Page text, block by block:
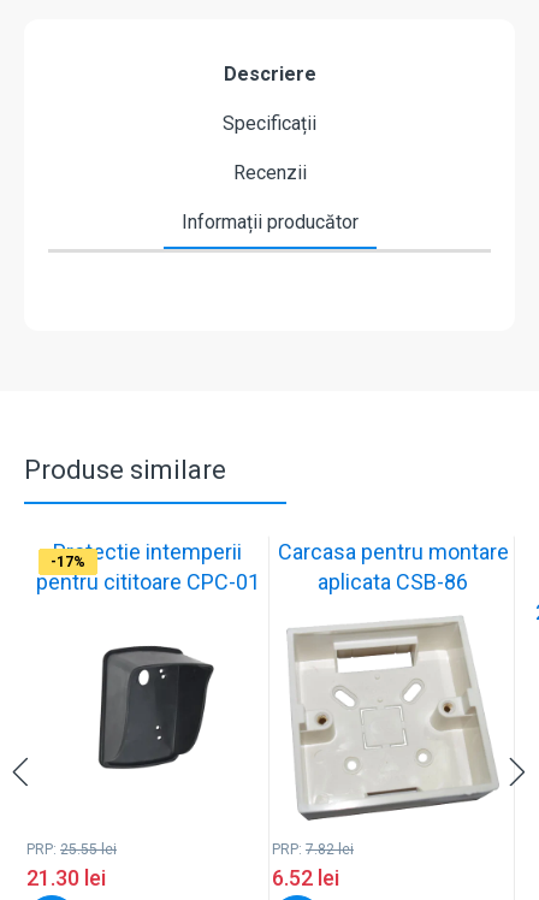
Descriere
Specificații
Recenzii
Informații producător
Produse similare
-17%
Protectie intemperii
pentru cititoare CPC-01
PRP: 25.55lei
21.30 lei
-17%
Carcasa pentru montare
aplicata CSB-86
PRP: 7.82lei
6.52 lei
-17%
-17%
-17%
-17%
-17%
-17%
-17%
-17%